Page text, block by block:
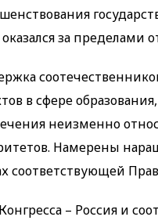
за пределами
в сфере
неизменно
Намерены
соответствующей
– Россия и